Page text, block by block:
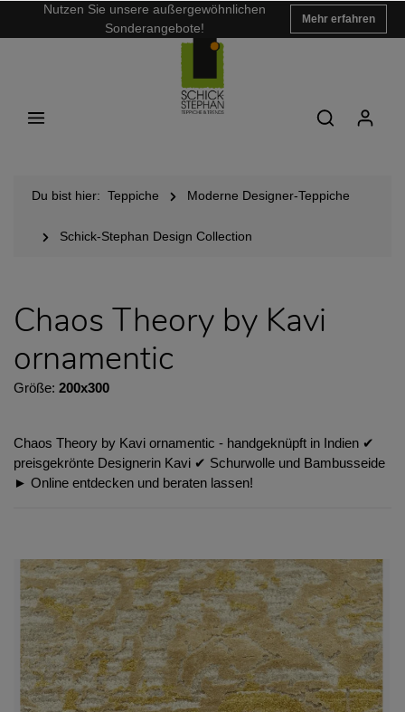
Nutzen Sie unsere außergewöhnlichen
Sonderangebote!
Mehr erfahren
Du bist hier: Teppiche Moderne Designer-Teppiche
Schick-Stephan Design Collection
Chaos Theory by Kavi
ornamentic
Größe: 200x300
Chaos Theory by Kavi ornamentic - handgeknüpft in Indien ✔︎
preisgekrönte Designerin Kavi ✔︎ Schurwolle und Bambusseide
► Online entdecken und beraten lassen!